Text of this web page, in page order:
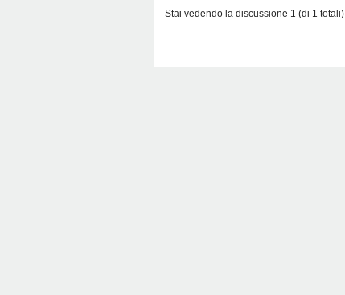
Stai vedendo la discussione 1 (di 1 totali)